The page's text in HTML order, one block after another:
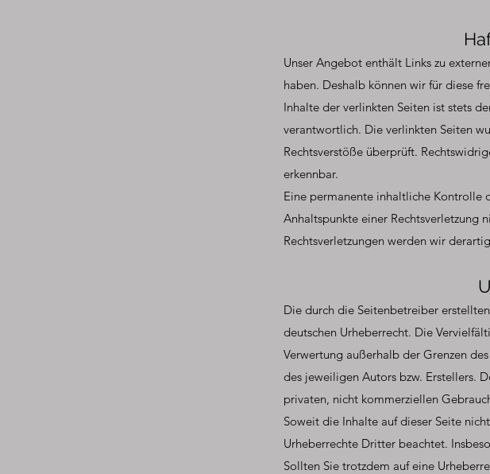
Unser Angebot enthält Links zu
haben. Deshalb können wir für diese
Inhalte der verlinkten Seiten ist stets
verantwortlich. Die verlinkten Seiten
Rechtsverstöße überprüft.
erkennbar.
Eine permanente inhaltliche Kontrolle
Anhaltspunkte einer Rechtsverletzung
Rechtsverletzungen werden wir
Die durch die Seitenbetreiber
deutschen Urheberrecht. Die
Verwertung außerhalb der Grenzen
des jeweiligen Autors bzw. Erstellers.
privaten, nicht kommerziellen
Soweit die Inhalte auf dieser Seite
Urheberrechte Dritter beachtet.
Sollten Sie trotzdem auf eine